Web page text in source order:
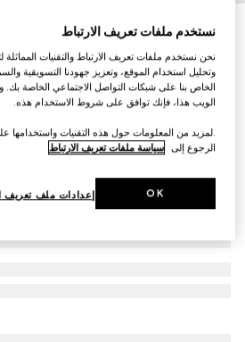
خاتم Gucci Interlocking عيار 18 قيراطاً
SAR 9,550
تنويعات ذهب وردي عيار 18 قيراطاً
نستخدم ملفات تعريف الارتباط
نحن نستخدم ملفات تعريف الارتباط والتقنيات
وتحليل استخدام الموقع، وتعزيز جهودنا التسويقية
الخاص بنا على شبكات التواصل الاجتماعي الخاصة بك.
الويب هذا، فإنك توافق على شروط الاستخدام هذه.
.لمزيد من المعلومات حول هذه التقنيات واستخدامها
الرجوع إلى سياسة ملفات تعريف الارتباط
إعدادات ملف تعريف OK